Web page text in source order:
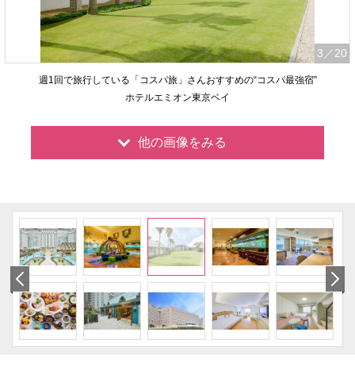
3 ／20
週1回で旅行している「コスパ旅」さんおすすめの“コスパ最強宿”
ホテルエミオン東京ベイ
他の画像をみる